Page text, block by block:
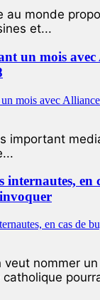
au monde
et...
un mois avec
important
internautes, en
veut nommer
catholique